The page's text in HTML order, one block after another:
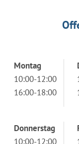
Montag
10:00-12:00
16:00-18:00
Donnerstag
10:00-12:00